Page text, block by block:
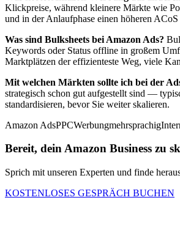
Klickpreise, während kleinere Märkte wie
und in der Anlaufphase einen höheren
Was sind Bulksheets bei Amazon Ads?
Keywords oder Status offline in großem
Marktplätzen der effizienteste Weg, viele
Mit welchen Märkten sollte ich bei der
strategisch schon gut aufgestellt sind —
standardisieren, bevor Sie weiter skalieren.
Amazon AdsPPCWerbungmehrsprachig
Bereit, dein Amazon Business zu
Sprich mit unseren Experten und finde
KOSTENLOSES GESPRÄCH BUCHEN